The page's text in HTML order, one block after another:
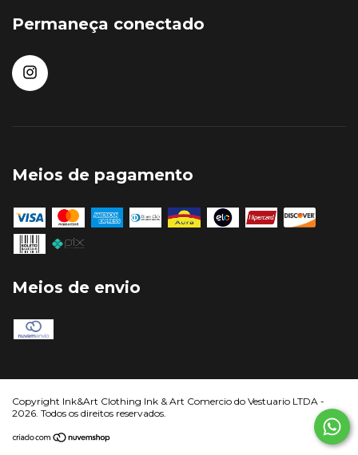
Permaneça conectado
Meios de pagamento
Meios de envio
Copyright Ink&Art Clothing Ink & Art Comercio do Vestuario LTDA -
2026. Todos os direitos reservados.